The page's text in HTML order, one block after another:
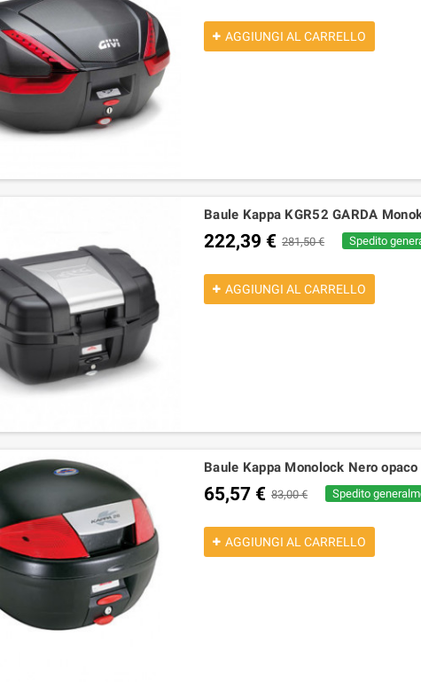
AGGIUNGI AL CARRELLO
Baule Kappa KGR52 GARDA
222,39 € 281,50 € Spedito
AGGIUNGI AL CARRELLO
Baule Kappa Monolock Nero
65,57 € 83,00 € Spedito
AGGIUNGI AL CARRELLO